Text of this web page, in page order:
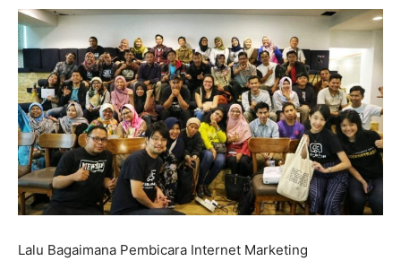
Lalu Bagaimana Pembicara Internet Marketing